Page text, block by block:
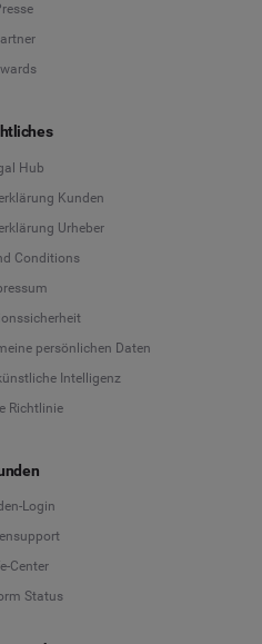
Hub
Kunden
Urheber
Conditions
persönlichen Daten
Intelligenz
Richtlinie
Login
Center
Status
Deutsch
English